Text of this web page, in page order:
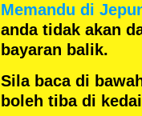
Memandu di
anda tidak akan
bayaran balik.
Sila baca di
boleh tiba di